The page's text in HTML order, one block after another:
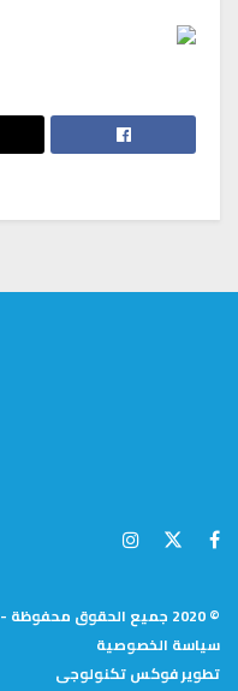
© 2020 جميع الحقوق محفوظة - السعودية اليوم.
سياسة الخصوصية
تطويرفوكس تكنولوجى